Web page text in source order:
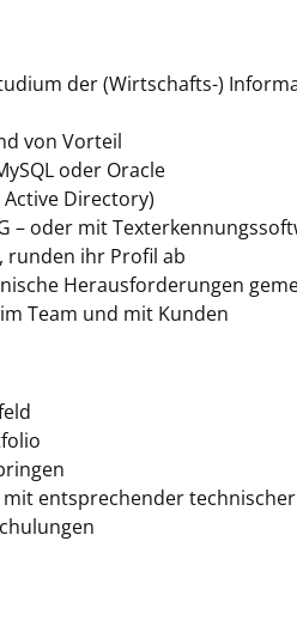
der (Wirtschafts-)
von Vorteil
oder Oracle
Directory)
– oder mit
runden ihr Profil ab
Herausforderungen
Team und mit Kunden
entsprechender